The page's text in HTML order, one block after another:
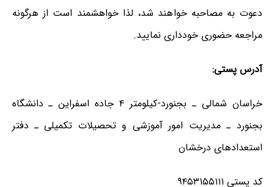
دعوت به مصاحبه خواهند شد، لذا خواهشمند است از هرگونه
مراجعه حضوری خودداری نمایید.
آدرس پستی:
خراسان شمالی ـ بجنورد-کیلومتر ۴ جاده اسفراین ـ دانشگاه
بجنورد ـ مدیریت امور آموزشی و تحصیلات تکمیلی ـ دفتر
استعدادهای درخشان
کد پستی ۹۴۵۳۱۵۵۱۱۱